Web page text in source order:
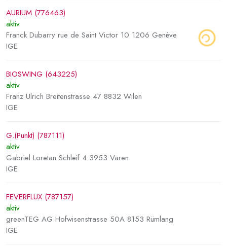
AURIUM (776463)
aktiv
Franck Dubarry rue de Saint Victor 10 1206 Genève
IGE
BIOSWING (643225)
aktiv
Franz Ulrich Breitenstrasse 47 8832 Wilen
IGE
G.(Punkt) (787111)
aktiv
Gabriel Loretan Schleif 4 3953 Varen
IGE
FEVERFLUX (787157)
aktiv
greenTEG AG Hofwisenstrasse 50A 8153 Rümlang
IGE